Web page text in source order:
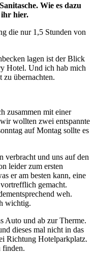
Wie es dazu
ihr hier.
die nur 1,5 Stunden von
lagen ist der Blick
Hotel. Und ich hab mich
zu übernachten.
zusammen mit einer
wollten zwei entspannte
auf Montag sollte es
verbracht und uns auf den
leider zum ersten
er am besten kann, eine
gemacht.
weh.
wichtig.
Auto und ab zur Therme.
dieses mal nicht in das
Richtung Hotelparkplatz.
finden.